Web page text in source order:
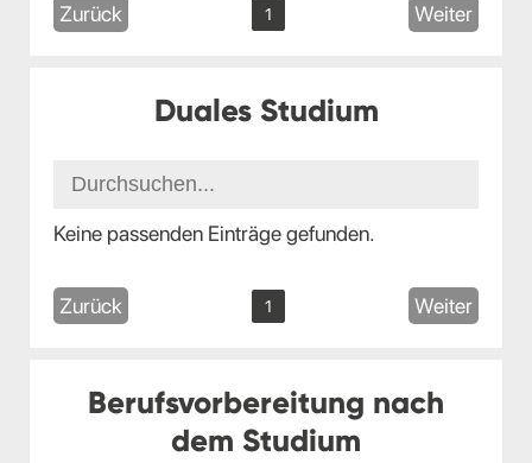
Zurück 1 Weiter
Duales Studium
Keine passenden Einträge gefunden.
Zurück 1 Weiter
Berufsvorbereitung nach
dem Studium